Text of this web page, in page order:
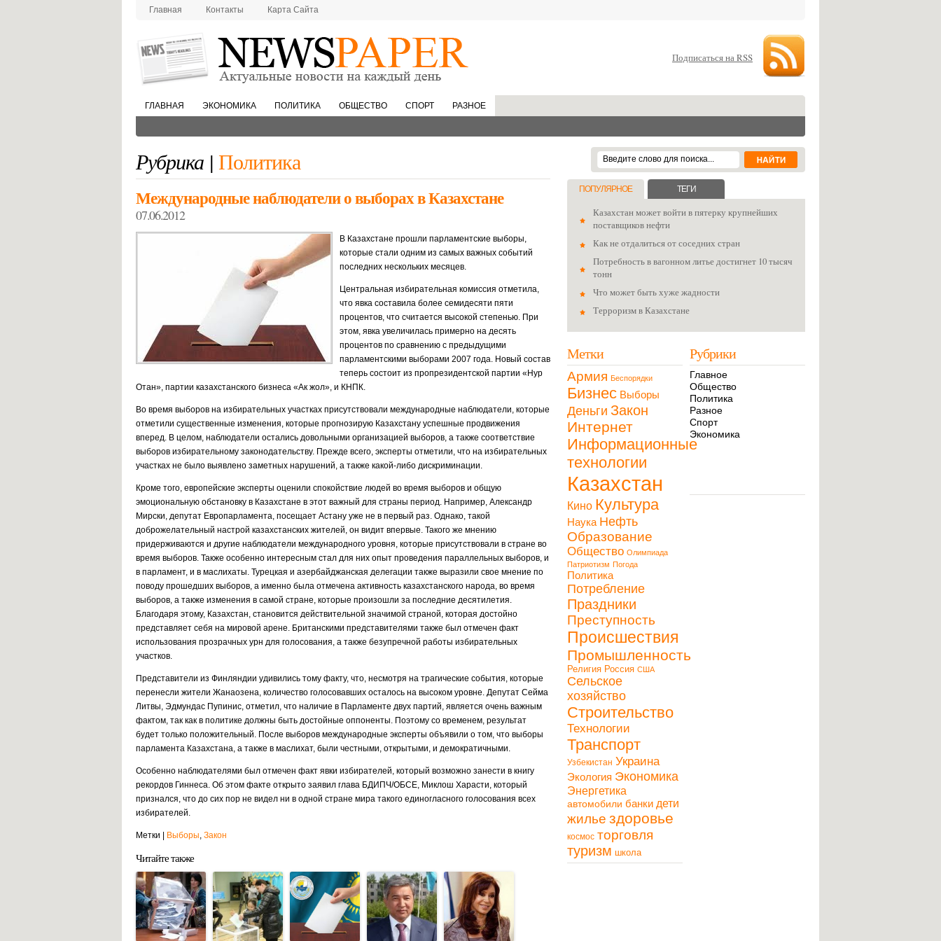
Главная Контакты Карта Сайта
Подписаться на RSS
ГЛАВНАЯ ЭКОНОМИКА ПОЛИТИКА ОБЩЕСТВО СПОРТ РАЗНОЕ
Рубрика | Политика
Международные наблюдатели о выборах в Казахстане
07.06.2012
В Казахстане прошли парламентские выборы,
которые стали одним из самых важных событий
последних нескольких месяцев.
Центральная избирательная комиссия отметила,
что явка составила более семидесяти пяти
процентов, что считается высокой степенью. При
этом, явка увеличилась примерно на десять
процентов по сравнению с предыдущими
парламентскими выборами 2007 года. Новый состав
теперь состоит из пропрезидентской партии «Нур
Отан», партии казахстанского бизнеса «Ак жол», и КНПК.
Во время выборов на избирательных участках присутствовали международные наблюдатели, которые
отметили существенные изменения, которые прогнозирую Казахстану успешные продвижения
вперед. В целом, наблюдатели остались довольными организацией выборов, а также соответствие
выборов избирательному законодательству. Прежде всего, эксперты отметили, что на избирательных
участках не было выявлено заметных нарушений, а также какой-либо дискриминации.
Кроме того, европейские эксперты оценили спокойствие людей во время выборов и общую
эмоциональную обстановку в Казахстане в этот важный для страны период. Например, Александр
Мирски, депутат Европарламента, посещает Астану уже не в первый раз. Однако, такой
доброжелательный настрой казахстанских жителей, он видит впервые. Такого же мнению
придерживаются и другие наблюдатели международного уровня, которые присутствовали в стране во
время выборов. Также особенно интересным стал для них опыт проведения параллельных выборов, и
в парламент, и в маслихаты. Турецкая и азербайджанская делегации также выразили свое мнение по
поводу прошедших выборов, а именно была отмечена активность казахстанского народа, во время
выборов, а также изменения в самой стране, которые произошли за последние десятилетия.
Благодаря этому, Казахстан, становится действительной значимой страной, которая достойно
представляет себя на мировой арене. Британскими представителями также был отмечен факт
использования прозрачных урн для голосования, а также безупречной работы избирательных
участков.
Представители из Финляндии удивились тому факту, что, несмотря на трагические события, которые
перенесли жители Жанаозена, количество голосовавших осталось на высоком уровне. Депутат Сейма
Литвы, Эдмундас Пупинис, отметил, что наличие в Парламенте двух партий, является очень важным
фактом, так как в политике должны быть достойные оппоненты. Поэтому со временем, результат
будет только положительный. После выборов международные эксперты объявили о том, что выборы
парламента Казахстана, а также в маслихат, были честными, открытыми, и демократичными.
Особенно наблюдателями был отмечен факт явки избирателей, который возможно занести в книгу
рекордов Гиннеса. Об этом факте открыто заявил глава БДИПЧ/ОБСЕ, Миклош Харасти, который
признался, что до сих пор не видел ни в одной стране мира такого единогласного голосования всех
избирателей.
Метки | Выборы, Закон
Читайте также
ПОПУЛЯРНОЕ ТЕГИ
Казахстан может войти в пятерку крупнейших
поставщиков нефти
Как не отдалиться от соседних стран
Потребность в вагонном литье достигнет 10 тысяч
тонн
Что может быть хуже жадности
Терроризм в Казахстане
Метки
Армия Беспорядки
Бизнес Выборы
Деньги Закон
Интернет
Информационные
технологии
Казахстан
Кино Культура
Наука Нефть
Образование
Общество Олимпиада
Патриотизм Погода
Политика
Потребление
Праздники
Преступность
Происшествия
Промышленность
Религия Россия США
Сельское
хозяйство
Строительство
Технологии
Транспорт
Узбекистан Украина
Экология Экономика
Энергетика
автомобили банки дети
жилье здоровье
космос торговля
туризм школа
Рубрики
Главное
Общество
Политика
Разное
Спорт
Экономика